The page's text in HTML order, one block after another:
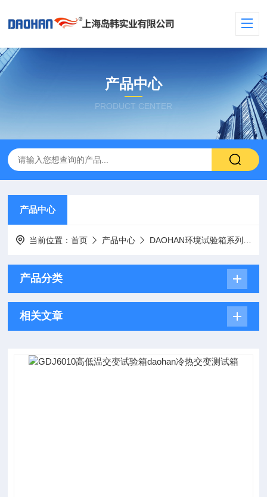
产品中心
PRODUCT CENTER
产品中心
当前位置：首页 产品中心 DAOHAN环境试验箱系列
产品分类
相关文章